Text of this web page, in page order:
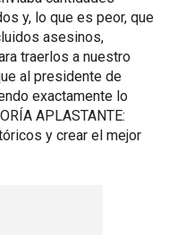
y, lo que es peor, que
asesinos,
traerlos a nuestro
al presidente de
exactamente lo
APLASTANTE:
y crear el mejor